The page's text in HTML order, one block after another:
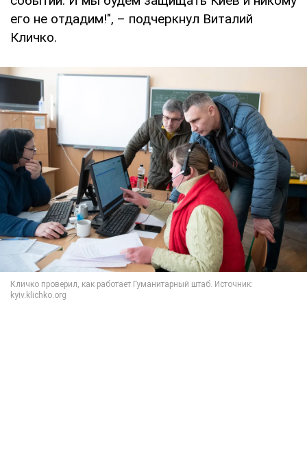
его не отдадим!", – подчеркнул Виталий
Кличко.